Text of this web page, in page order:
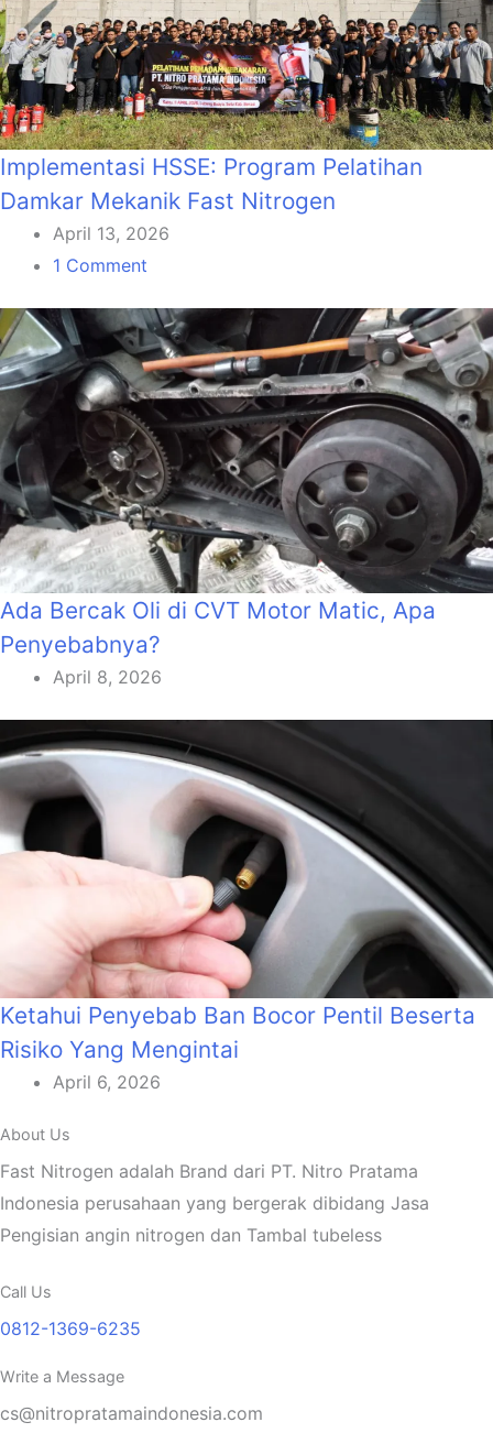
Implementasi HSSE: Program Pelatihan
Damkar Mekanik Fast Nitrogen
April 13, 2026
1 Comment
Ada Bercak Oli di CVT Motor Matic, Apa
Penyebabnya?
April 8, 2026
Ketahui Penyebab Ban Bocor Pentil Beserta
Risiko Yang Mengintai
April 6, 2026
About Us
Fast Nitrogen adalah Brand dari PT. Nitro Pratama
Indonesia perusahaan yang bergerak dibidang Jasa
Pengisian angin nitrogen dan Tambal tubeless
Call Us
0812-1369-6235
Write a Message
cs@nitropratamaindonesia.com